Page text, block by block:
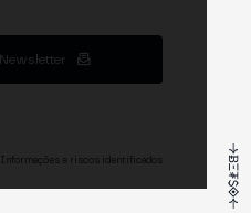
Newsletter
Informações e riscos identificados